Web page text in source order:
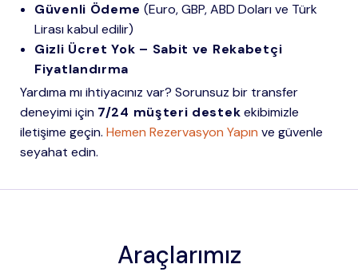
Güvenli Ödeme (Euro, GBP, ABD Doları ve Türk
Lirası kabul edilir)
Gizli Ücret Yok – Sabit ve Rekabetçi
Fiyatlandırma
Yardıma mı ihtiyacınız var? Sorunsuz bir transfer
deneyimi için 7/24 müşteri destekekibimizle
iletişime geçin. Hemen Rezervasyon Yapın ve güvenle
seyahat edin.
Araçlarımız